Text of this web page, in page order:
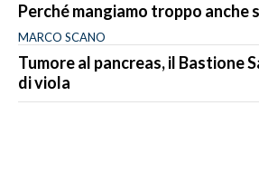
Perché mangiamo troppo anche
MARCO SCANO
Tumore al pancreas, il Bastione
di viola